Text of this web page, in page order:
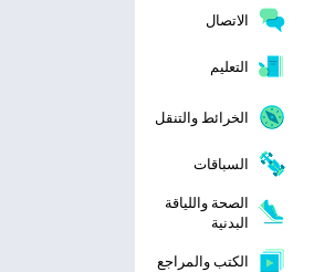
الاتصال
التعليم
الخرائط والتنقل
السباقات
الصحة واللياقة
البدنية
الكتب والمراجع